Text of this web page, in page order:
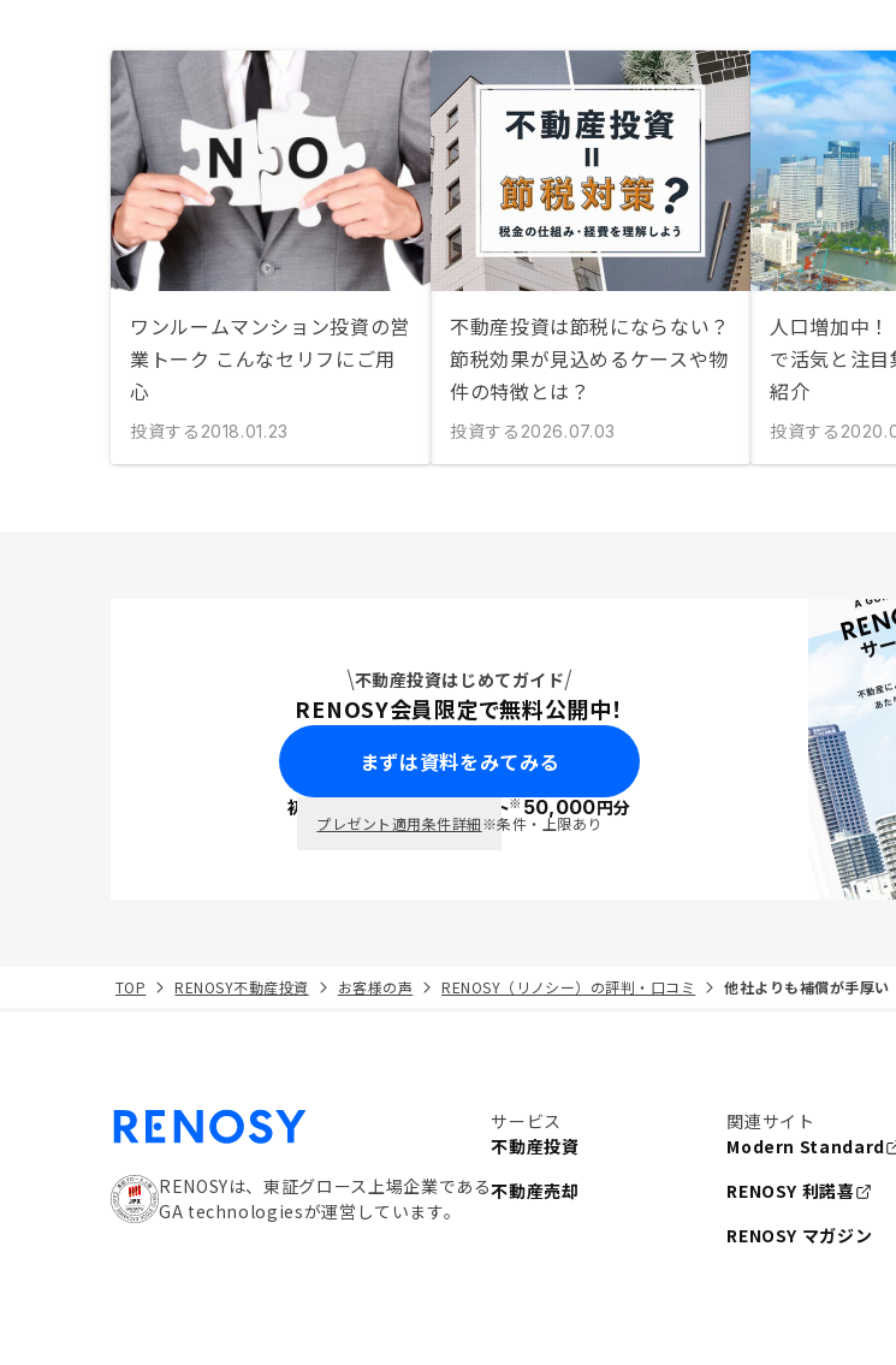
ワンルームマンション投資の営
業トーク こんなセリフにご用
心
投資する 2018.01.23
不動産投資は節税にならない？
節税効果が見込めるケースや物
件の特徴とは？
投資する 2026.07.03
人口増加中
で活気と注
紹介
投資する
不動産投資はじめてガイド
RENOSY会員限定で無料公開中！
まずは資料をみてみる
初回面談で ポイント※50,000円分
プレゼント適用条件詳細※条件・上限あり
TOP RENOSY不動産投資 お客様の声 RENOSY（リノシー）の評判・口コミ 他社よりも補償が手厚い
RENOSYは、東証グロース上場企業である
GA technologiesが運営しています。
サービス
不動産投資
不動産売却
関連サイト
Modern Standard
RENOSY 利諾喜
RENOSY マガジン